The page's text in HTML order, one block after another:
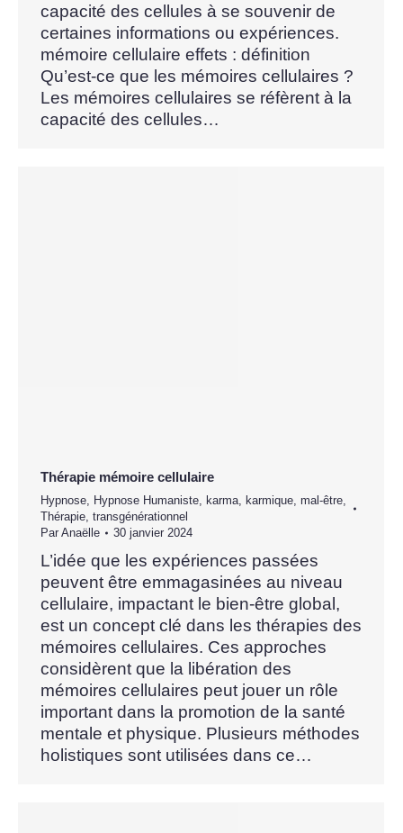
capacité des cellules à se souvenir de
certaines informations ou expériences.
mémoire cellulaire effets : définition
Qu’est-ce que les mémoires cellulaires ?
Les mémoires cellulaires se réfèrent à la
capacité des cellules…
Thérapie mémoire cellulaire
Hypnose Hypnose Humaniste karma karmique mal-être
Thérapie transgénérationnel
Par Anaëlle 30 janvier 2024
L’idée que les expériences passées
peuvent être emmagasinées au niveau
cellulaire, impactant le bien-être global,
est un concept clé dans les thérapies des
mémoires cellulaires. Ces approches
considèrent que la libération des
mémoires cellulaires peut jouer un rôle
important dans la promotion de la santé
mentale et physique. Plusieurs méthodes
holistiques sont utilisées dans ce…